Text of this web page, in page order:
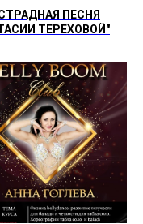
ПЕСНЯ
ТЕРЕХОВОЙ"